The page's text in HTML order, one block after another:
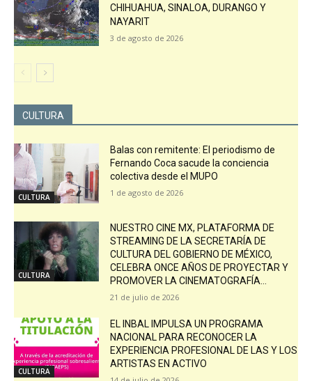
CHIHUAHUA, SINALOA, DURANGO Y
NAYARIT
3 de agosto de 2026
CULTURA
CULTURA
Balas con remitente: El periodismo de
Fernando Coca sacude la conciencia
colectiva desde el MUPO
1 de agosto de 2026
CULTURA
NUESTRO CINE MX, PLATAFORMA DE
STREAMING DE LA SECRETARÍA DE
CULTURA DEL GOBIERNO DE MÉXICO,
CELEBRA ONCE AÑOS DE PROYECTAR Y
PROMOVER LA CINEMATOGRAFÍA...
21 de julio de 2026
CULTURA
EL INBAL IMPULSA UN PROGRAMA
NACIONAL PARA RECONOCER LA
EXPERIENCIA PROFESIONAL DE LAS Y LOS
ARTISTAS EN ACTIVO